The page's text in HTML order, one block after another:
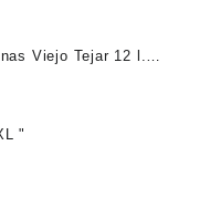
Viejo Tejar 12 l.
"